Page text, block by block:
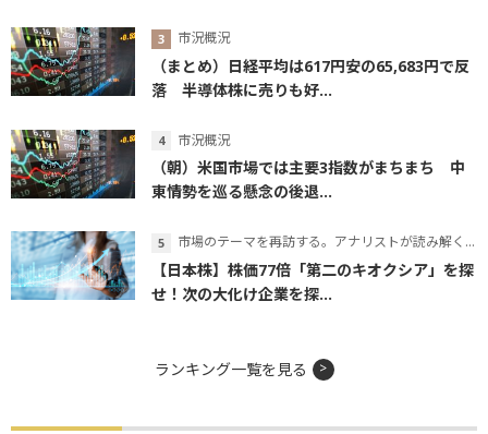
市況概況
（まとめ）日経平均は617円安の65,683円で反
落 半導体株に売りも好...
市況概況
（朝）米国市場では主要3指数がまちまち 中
東情勢を巡る懸念の後退...
市場のテーマを再訪する。アナリストが読み解くテーマの本質
【日本株】株価77倍「第二のキオクシア」を探
せ！次の大化け企業を探...
ランキング一覧を見る